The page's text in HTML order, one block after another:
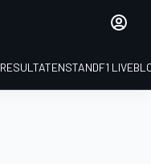
RESULTATENSTANDF1